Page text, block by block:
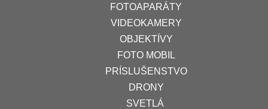
FOTOAPARÁTY
VIDEOKAMERY
OBJEKTÍVY
FOTO MOBIL
PRÍSLUŠENSTVO
DRONY
SVETLÁ